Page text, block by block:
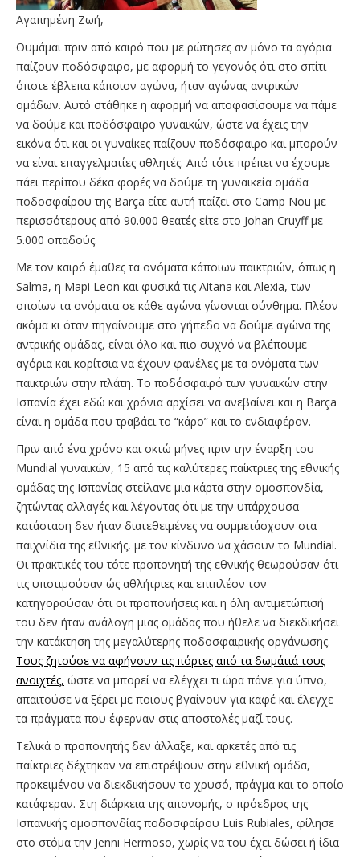
Αγαπημένη Ζωή,
Θυμάμαι πριν από καιρό που με ρώτησες αν μόνο τα αγόρια
παίζουν ποδόσφαιρο, με αφορμή το γεγονός ότι στο σπίτι
όποτε έβλεπα κάποιον αγώνα, ήταν αγώνας αντρικών
ομάδων. Αυτό στάθηκε η αφορμή να αποφασίσουμε να πάμε
να δούμε και ποδόσφαιρο γυναικών, ώστε να έχεις την
εικόνα ότι και οι γυναίκες παίζουν ποδόσφαιρο και μπορούν
να είναι επαγγελματίες αθλητές. Από τότε πρέπει να έχουμε
πάει περίπου δέκα φορές να δούμε τη γυναικεία ομάδα
ποδοσφαίρου της Barça είτε αυτή παίζει στο Camp Nou με
περισσότερους από 90.000 θεατές είτε στο Johan Cruyff με
5.000 οπαδούς.
Με τον καιρό έμαθες τα ονόματα κάποιων παικτριών, όπως η
Salma, η Mapi Leon και φυσικά τις Aitana και Alexia, των
οποίων τα ονόματα σε κάθε αγώνα γίνονται σύνθημα. Πλέον
ακόμα κι όταν πηγαίνουμε στο γήπεδο να δούμε αγώνα της
αντρικής ομάδας, είναι όλο και πιο συχνό να βλέπουμε
αγόρια και κορίτσια να έχουν φανέλες με τα ονόματα των
παικτριών στην πλάτη. Το ποδόσφαιρό των γυναικών στην
Ισπανία έχει εδώ και χρόνια αρχίσει να ανεβαίνει και η Barça
είναι η ομάδα που τραβάει το “κάρο” και το ενδιαφέρον.
Πριν από ένα χρόνο και οκτώ μήνες πριν την έναρξη του
Mundial γυναικών, 15 από τις καλύτερες παίκτριες της εθνικής
ομάδας της Ισπανίας στείλανε μια κάρτα στην ομοσπονδία,
ζητώντας αλλαγές και λέγοντας ότι με την υπάρχουσα
κατάσταση δεν ήταν διατεθειμένες να συμμετάσχουν στα
παιχνίδια της εθνικής, με τον κίνδυνο να χάσουν το Mundial.
Οι πρακτικές του τότε προπονητή της εθνικής θεωρούσαν ότι
τις υποτιμούσαν ώς αθλήτριες και επιπλέον τον
κατηγορούσαν ότι οι προπονήσεις και η όλη αντιμετώπισή
του δεν ήταν ανάλογη μιας ομάδας που ήθελε να διεκδικήσει
την κατάκτηση της μεγαλύτερης ποδοσφαιρικής οργάνωσης.
Τους ζητούσε να αφήνουν τις πόρτες από τα δωμάτιά τους
ανοιχτές, ώστε να μπορεί να ελέγχει τι ώρα πάνε για ύπνο,
απαιτούσε να ξέρει με ποιους βγαίνουν για καφέ και έλεγχε
τα πράγματα που έφερναν στις αποστολές μαζί τους.
Τελικά ο προπονητής δεν άλλαξε, και αρκετές από τις
παίκτριες δέχτηκαν να επιστρέψουν στην εθνική ομάδα,
προκειμένου να διεκδικήσουν το χρυσό, πράγμα και το οποίο
κατάφεραν. Στη διάρκεια της απονομής, ο πρόεδρος της
Ισπανικής ομοσπονδίας ποδοσφαίρου Luis Rubiales, φίλησε
στο στόμα την Jenni Hermoso, χωρίς να του έχει δώσει ή ίδια